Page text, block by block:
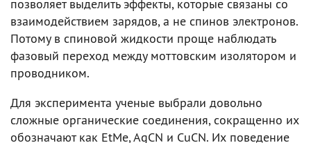
позволяет выделить эффекты, которые связаны со
взаимодействием зарядов, а не спинов электронов.
Потому в спиновой жидкости проще наблюдать
фазовый переход между моттовским изолятором и
проводником.
Для эксперимента ученые выбрали довольно
сложные органические соединения, сокращенно их
обозначают как EtMe, AgCN и CuCN. Их поведение